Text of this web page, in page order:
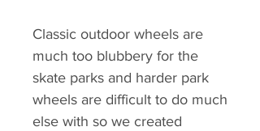
Classic outdoor wheels are
much too blubbery for the
skate parks and harder park
wheels are difficult to do much
else with so we created